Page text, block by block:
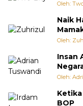
Oleh:
Naik
Oleh:
Insan
Oleh:
Ketika
BOP